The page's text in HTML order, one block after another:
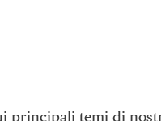
principali temi di